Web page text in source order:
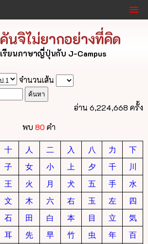
คันจิไม่ยากอย่างที่คิด
เรียนภาษาญี่ปุ่นกับ J-Campus
จำนวนเส้น
อ่าน 6,224,668 ครั้ง
พบ80 คำ
十 人 二 入 八 力
下
子 女 小 上 夕 千
川
王 火 月 犬 五 手
水
文 木 六 右 玉 左
四
石 田 白 本 目 立
気
耳 先 早 竹 虫 年
百